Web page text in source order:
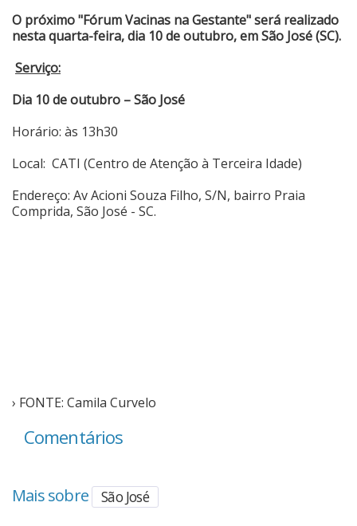
O próximo "Fórum Vacinas na Gestante" será realizado
nesta quarta-feira, dia 10 de outubro, em São José (SC).
Serviço:
Dia 10 de outubro – São José
Horário: às 13h30
Local: CATI (Centro de Atenção à Terceira Idade)
Endereço: Av Acioni Souza Filho, S/N, bairro Praia
Comprida, São José - SC.
› FONTE: Camila Curvelo
Comentários
Mais sobre São José